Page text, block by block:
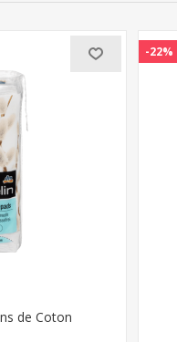
de Coton
-22%